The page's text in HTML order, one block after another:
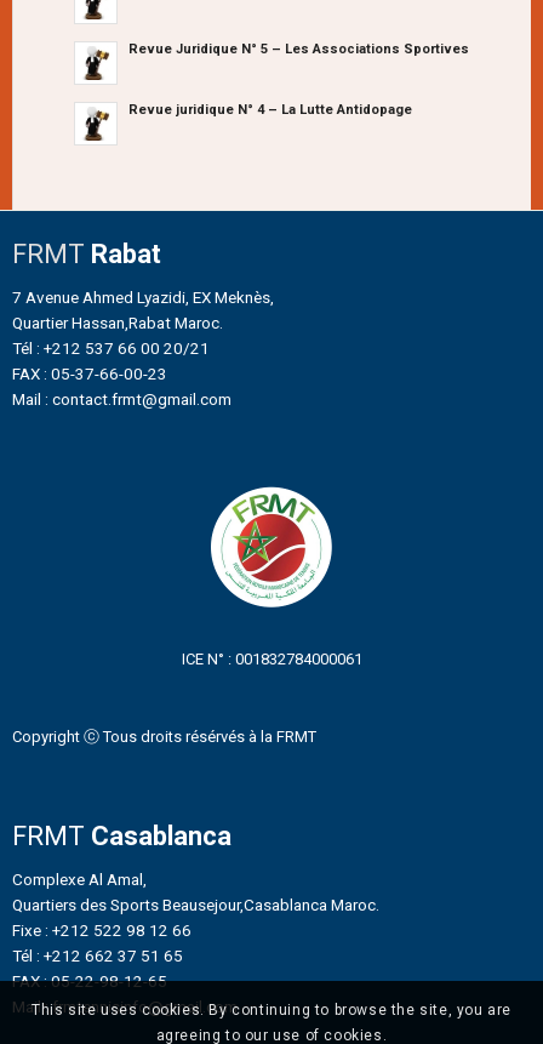
Revue Juridique N° 5 – Les Associations Sportives
Revue juridique N° 4 – La Lutte Antidopage
FRMT Rabat
7 Avenue Ahmed Lyazidi, EX Meknès,
Quartier Hassan,Rabat Maroc.
Tél : +212 537 66 00 20/21
FAX : 05-37-66-00-23
Mail : contact.frmt@gmail.com
ICE N° : 001832784000061
Copyright ⓒ Tous droits résérvés à la FRMT
FRMT Casablanca
Complexe Al Amal,
Quartiers des Sports Beausejour,Casablanca Maroc.
Fixe : +212 522 98 12 66
Tél : +212 662 37 51 65
FAX : 05-22-98-12-65
Mail : frmtennisinfo@gmail.com
This site uses cookies. By continuing to browse the site, you are
agreeing to our use of cookies.